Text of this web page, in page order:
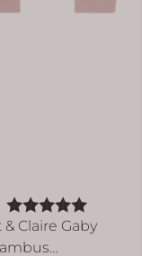
Karakter:
& Claire Gaby